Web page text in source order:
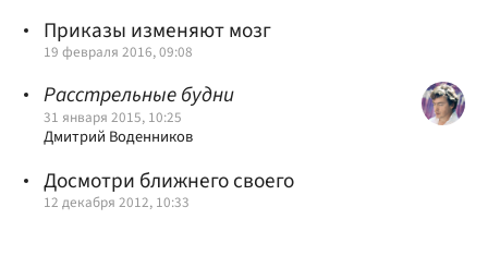
Приказы изменяют мозг
19 февраля 2016, 09:08
Расстрельные будни
31 января 2015, 10:25
Дмитрий Воденников
Досмотри ближнего своего
12 декабря 2012, 10:33